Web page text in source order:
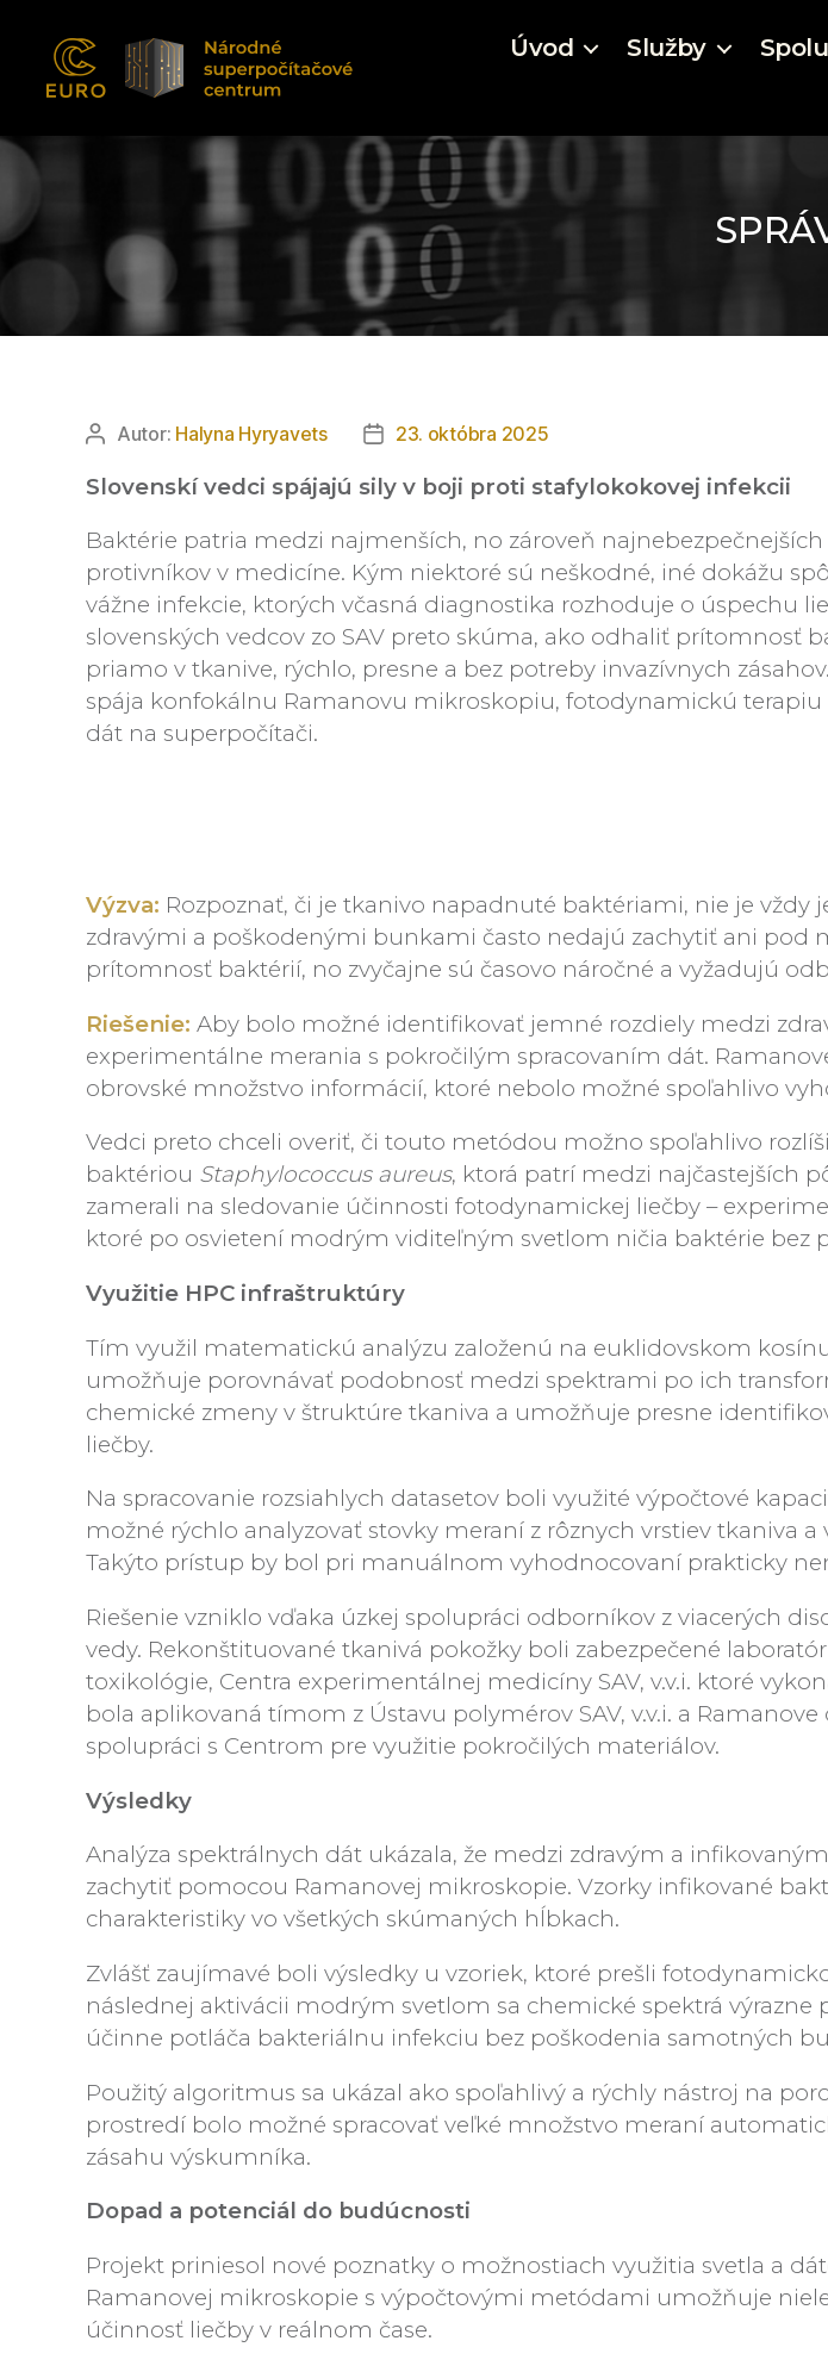
Úvod Služby
AutorAutor: Halyna Hyryavets
Dátum23. októbra 2025
Slovenskí vedci spájajú sily v boji proti stafylokokovej infekcii
Baktérie patria medzi najmenších, no zároveň najnebezpečnejších
protivníkov v medicíne. Kým niektoré sú neškodné, iné dokážu
vážne infekcie, ktorých včasná diagnostika rozhoduje o úspechu
slovenských vedcov zo SAV preto skúma, ako odhaliť prítomnosť
priamo v tkanive, rýchlo, presne a bez potreby invazívnych
spája konfokálnu Ramanovu mikroskopiu, fotodynamickú terapiu
dát na superpočítači.
Výzva: Rozpoznať, či je tkanivo napadnuté baktériami, nie je
zdravými a poškodenými bunkami často nedajú zachytiť ani pod
prítomnosť baktérií, no zvyčajne sú časovo náročné a vyžadujú
Riešenie: Aby bolo možné identifikovať jemné rozdiely medzi
experimentálne merania s pokročilým spracovaním dát.
obrovské množstvo informácií, ktoré nebolo možné spoľahlivo
Vedci preto chceli overiť, či touto metódou možno spoľahlivo
baktériou Staphylococcus aureus, ktorá patrí medzi najčastejších
zamerali na sledovanie účinnosti fotodynamickej liečby –
ktoré po osvietení modrým viditeľným svetlom ničia baktérie bez
Využitie HPC infraštruktúry
Tím využil matematickú analýzu založenú na euklidovskom
umožňuje porovnávať podobnosť medzi spektrami po ich
chemické zmeny v štruktúre tkaniva a umožňuje presne
liečby.
Na spracovanie rozsiahlych datasetov boli využité výpočtové
možné rýchlo analyzovať stovky meraní z rôznych vrstiev tkaniva
Takýto prístup by bol pri manuálnom vyhodnocovaní prakticky
Riešenie vzniklo vďaka úzkej spolupráci odborníkov z viacerých
vedy. Rekonštituované tkanivá pokožky boli zabezpečené
toxikológie, Centra experimentálnej medicíny SAV, v.v.i. ktoré
bola aplikovaná tímom z Ústavu polymérov SAV, v.v.i. a
spolupráci s Centrom pre využitie pokročilých materiálov.
Výsledky
Analýza spektrálnych dát ukázala, že medzi zdravým a
zachytiť pomocou Ramanovej mikroskopie. Vzorky infikované
charakteristiky vo všetkých skúmaných hĺbkach.
Zvlášť zaujímavé boli výsledky u vzoriek, ktoré prešli
následnej aktivácii modrým svetlom sa chemické spektrá
účinne potláča bakteriálnu infekciu bez poškodenia samotných
Použitý algoritmus sa ukázal ako spoľahlivý a rýchly nástroj na
prostredí bolo možné spracovať veľké množstvo meraní
zásahu výskumníka.
Dopad a potenciál do budúcnosti
Projekt priniesol nové poznatky o možnostiach využitia svetla a
Ramanovej mikroskopie s výpočtovými metódami umožňuje
účinnosť liečby v reálnom čase.